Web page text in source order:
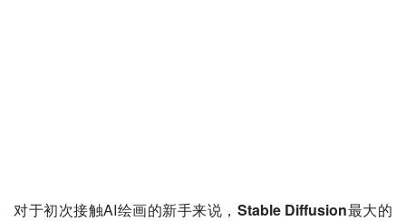
对于初次接触AI绘画的新手来说， Stable Diffusion最大的